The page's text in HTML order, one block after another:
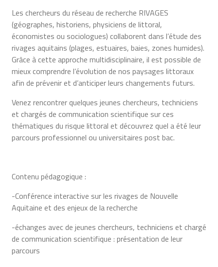
Les chercheurs du réseau de recherche RIVAGES
(géographes, historiens, physiciens de littoral,
économistes ou sociologues) collaborent dans l’étude des
rivages aquitains (plages, estuaires, baies, zones humides).
Grâce à cette approche multidisciplinaire, il est possible de
mieux comprendre l’évolution de nos paysages littoraux
afin de prévenir et d’anticiper leurs changements futurs.
Venez rencontrer quelques jeunes chercheurs, techniciens
et chargés de communication scientifique sur ces
thématiques du risque littoral et découvrez quel a été leur
parcours professionnel ou universitaires post bac.
Contenu pédagogique :
-Conférence interactive sur les rivages de Nouvelle
Aquitaine et des enjeux de la recherche
-échanges avec de jeunes chercheurs, techniciens et chargé
de communication scientifique : présentation de leur
parcours